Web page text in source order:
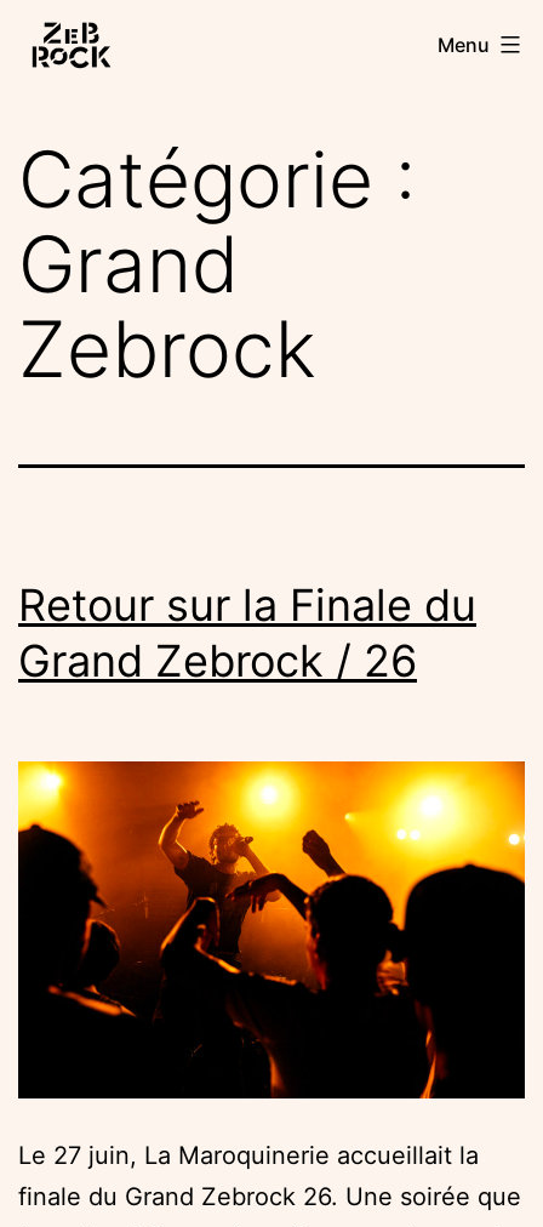
Aller
Zebrock Menu
Catégorie :
Grand
Zebrock
Retour sur la Finale du
Grand Zebrock / 26
Le 27 juin, La Maroquinerie accueillait la
finale du Grand Zebrock 26. Une soirée que